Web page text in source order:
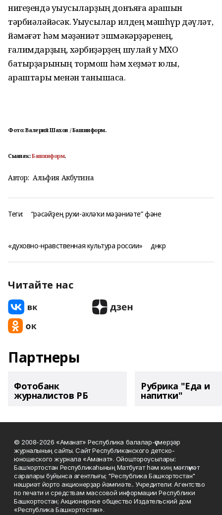
нигеҙендә уҡыусыларҙың донъяға ҡарашын
тәрбиәләйәсәк. Уҡыусылар илдең мәшһүр дәүләт,
йәмәғәт һәм мәҙәниәт эшмәкәрҙәренең,
ғалимдарҙың, хәрбиҙәрҙең шулай уҡ МХО
батырҙарының тормош һәм хеҙмәт юлы,
ҡараштары менән танышасаҡ.
Фото: Валерий Шахов / Башинформ.
Сығанаҡ:Башинформ.
Автор: Альфия Акбутина
Теги: “рәсәйҙең рухи-әхләҡи мәҙәниәте” фәне
«духовно-нравственная культура россии» днкр
Читайте нас
Партнеры
Фотобанк
журналистов РБ
Рубрика "Еда и
напитки"
© 2008-2026 «Аманат» Республика балалар-үҫмерҙәр
журналының сайты. Сайт Республиканского детско-
юношеского журнала «Аманат». Ойоштороусылары:
Башҡортостан Республикаһының Матбуғат һәм киң мәғлүмәт
саралары буйынса агентлығы; "Республика Башкортостан"
нәшриәт йорто акционерҙар йәмғиәте.. Учредители: Агентство
по печати и средствам массовой информации Республики
Башкортостан; Акционерное общество Издательский дом
«Республика Башкортостан».